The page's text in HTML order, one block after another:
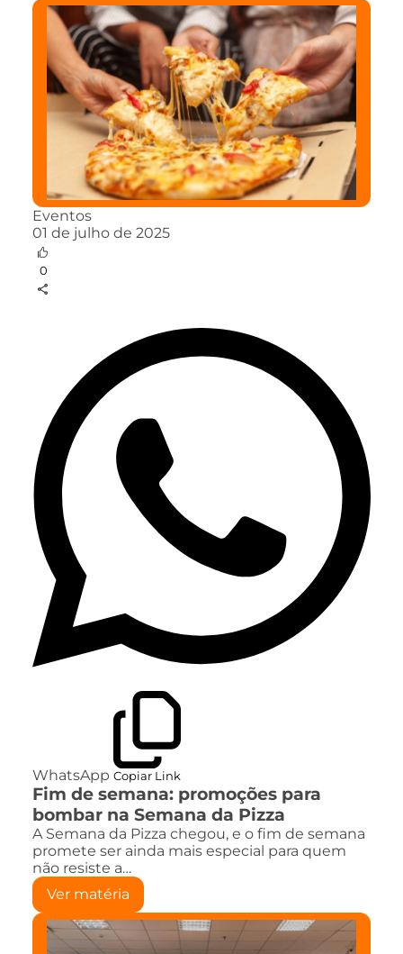
Eventos
01 de julho de 2025
0
WhatsApp Copiar Link
Fim de semana: promoções para
bombar na Semana da Pizza
A Semana da Pizza chegou, e o fim de semana
promete ser ainda mais especial para quem
não resiste a…
Ver matéria